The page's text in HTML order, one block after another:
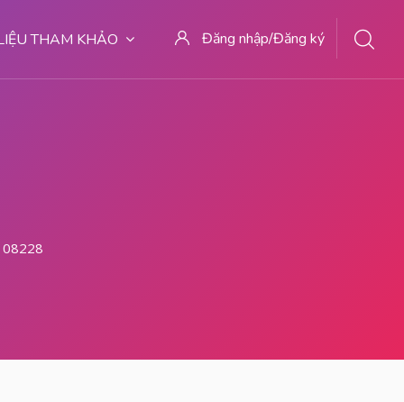
THAM KHẢO Đăng nhập/Đăng ký
| | Lokasi Aborsi Di Malang